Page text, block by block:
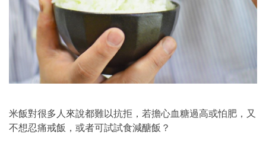
米飯對很多人來說都難以抗拒，若擔心血糖過高或怕肥，又
不想忍痛戒飯，或者可試試食減醣飯？